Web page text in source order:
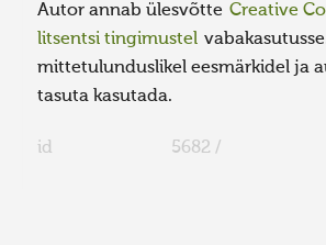
Autor annab ülesvõtte Creative
litsentsi tingimustel
mittetulunduslikel eesmärkidel ja
tasuta kasutada.
id 5682 /